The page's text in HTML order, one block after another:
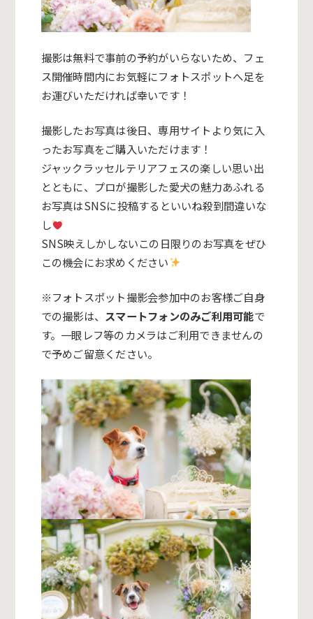
撮影は無料で事前の予約がいらないため、フェ
ス開催時間内にお気軽にフォトスポットへ足を
お運びいただければ幸いです！
撮影したお写真は後日、専用サイトより気に入
ったお写真をご購入いただけます！
ジャックラッセルテリアフェスの楽しい思い出
とともに、プロが撮影した愛犬の魅力あふれる
お写真はSNSに投稿するといいね殺到間違いな
し
SNS映えしかしないこの日限りのお写真をぜひ
この機会にお求めください
※フォトスポット撮影会参加中のお客様ご自身
での撮影は、 スマートフォンのみご利用可能で
す。一眼レフ等のカメラはご利用できませんの
で予めご留意ください。